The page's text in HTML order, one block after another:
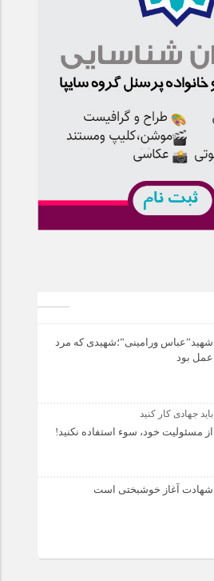
شهید”عباس ورامینی”؛شهیدی که مرد
عمل بود
باید جهادی کار کنید
از مسئولیت خود، سوء استفاده نکنید!
شهادت آغاز خوشبختی است